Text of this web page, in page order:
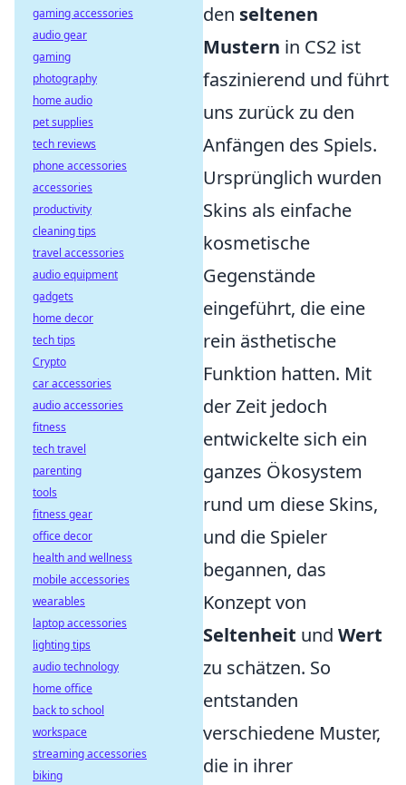
den seltenen
Mustern in CS2 ist
faszinierend und führt
uns zurück zu den
Anfängen des Spiels.
Ursprünglich wurden
Skins als einfache
kosmetische
Gegenstände
eingeführt, die eine
rein ästhetische
Funktion hatten. Mit
der Zeit jedoch
entwickelte sich ein
ganzes Ökosystem
rund um diese Skins,
und die Spieler
begannen, das
Konzept von
Seltenheit und Wert
zu schätzen. So
entstanden
verschiedene Muster,
die in ihrer
gaming accessories
audio gear
gaming
photography
home audio
pet supplies
tech reviews
phone accessories
accessories
productivity
cleaning tips
travel accessories
audio equipment
gadgets
home decor
tech tips
Crypto
car accessories
audio accessories
fitness
tech travel
parenting
tools
fitness gear
office decor
health and wellness
mobile accessories
wearables
laptop accessories
lighting tips
audio technology
home office
back to school
workspace
streaming accessories
biking